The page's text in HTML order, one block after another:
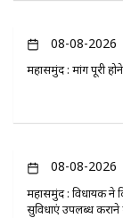
08-08-2026
महासमुंद : मांग पूरी
08-08-2026
महासमुंद : विधायक ने
सुविधाएं उपलब्ध कराने